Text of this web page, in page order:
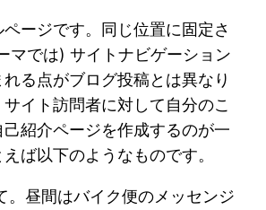
ージです。同じ位置に固定さ
マでは) サイトナビゲーション
れる点がブログ投稿とは異なり
イト訪問者に対して自分のこ
己紹介ページを作成するのが一
ば以下のようなものです。
。昼間はバイク便のメッセンジ